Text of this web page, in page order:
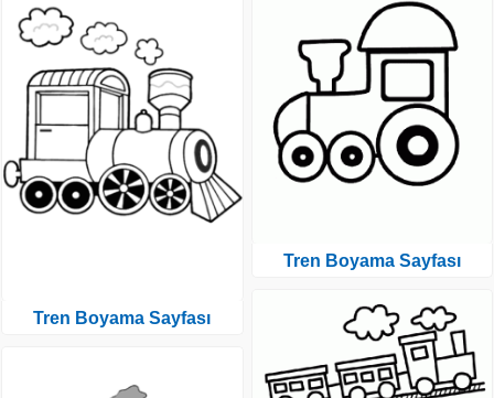
Tren Boyama Sayfası
Tren Boyama Sayfası